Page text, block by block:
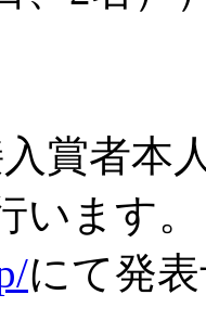
賞者本
います。
にて発